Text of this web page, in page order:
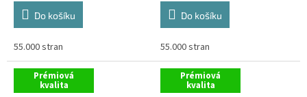
Do košíku
55.000 stran
Do košíku
55.000 stran
Prémiová
kvalita
Prémiová
kvalita